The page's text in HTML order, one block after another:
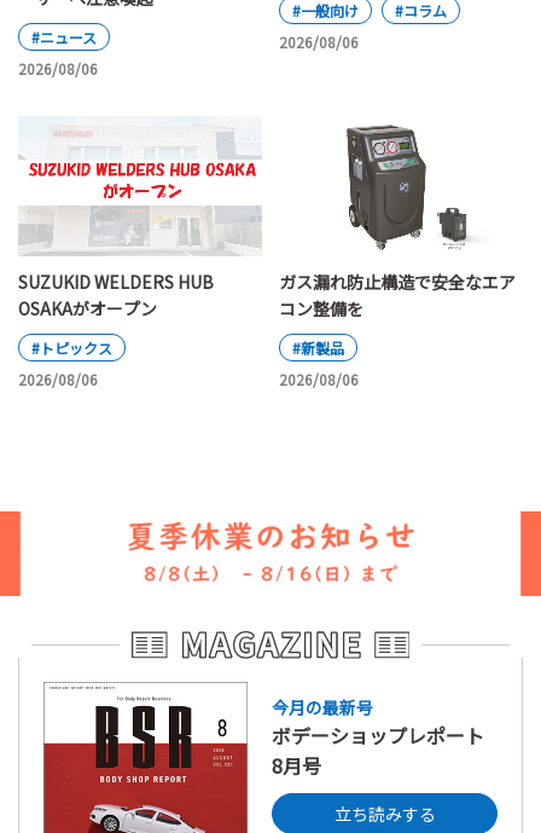
#ニュース
2026/08/06
#一般向け
#コラム
2026/08/06
SUZUKID WELDERS HUB
OSAKAがオープン
#トピックス
2026/08/06
ガス漏れ防止構造で安全なエア
コン整備を
#新製品
2026/08/06
今月の最新号
ボデーショップレポート
8月号
立ち読みする